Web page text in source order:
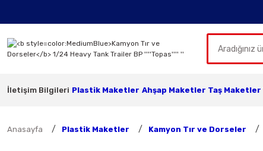
İletişim Bilgileri Plastik Maketler Ahşap Maketler Taş Maketler
Anasayfa Plastik Maketler Kamyon Tır ve Dorseler